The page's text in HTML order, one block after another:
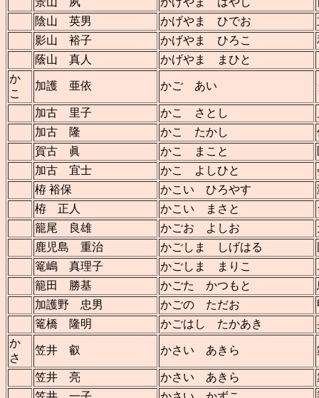
陰山 英男
かげやま ひでお
影山 裕子
かげやま ひろこ
蔭山 真人
かげやま まひと
か
こ
加護 亜依 かご あい
加古 里子 かこ さとし
加古 隆
かこ たかし
賀古 眞
かこ まこと
加古 宜士
かこ よしひと
栫 裕保
かこい ひろやす
栫 正人
かこい まさと
籠尾 良雄
かごお よしお
鹿児島 重治
かごしま しげはる
篭嶋 真理子
かごしま まりこ
籠田 勝基
かごた かつもと
加護野 忠男
かごの ただお
篭橋 隆明
かごはし たかあき
か
さ
笠井 叡 かさい あきら
笠井 亮 かさい あきら